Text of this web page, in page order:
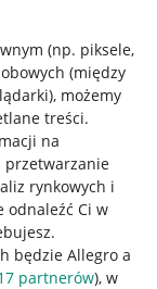
(np. piksele,
(między
, możemy
treści.
na
przetwarzanie
rynkowych i
odnaleźć Ci w
będzie Allegro a
partnerów), w